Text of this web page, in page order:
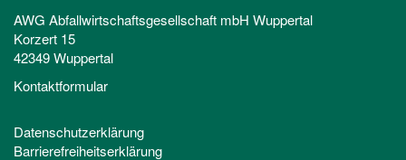
AWG Abfallwirtschaftsgesellschaft mbH Wuppertal
Korzert 15
42349 Wuppertal
Kontaktformular
Datenschutzerklärung
Barrierefreiheitserklärung